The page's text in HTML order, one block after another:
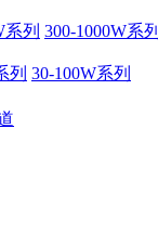
系列 300-1000W系列
列 30-100W系列